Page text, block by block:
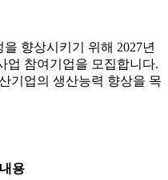
향상시키기 위해 2027년
업 참여기업을 모집합니다.
기업의 생산능력 향상을 목
내용